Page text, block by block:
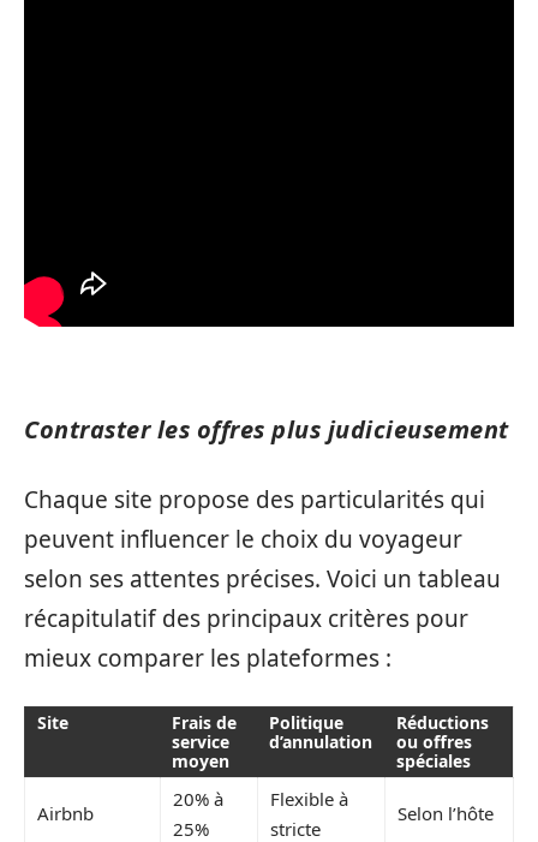
Contraster les offres plus judicieusement
Chaque site propose des particularités qui
peuvent influencer le choix du voyageur
selon ses attentes précises. Voici un tableau
récapitulatif des principaux critères pour
mieux comparer les plateformes :
Site
Frais de
service
moyen
Politique
d’annulation
Réductions
ou offres
spéciales
Airbnb
20% à
25%
Flexible à
stricte
Selon l’hôte